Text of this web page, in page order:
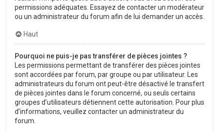
permissions adéquates. Essayez de contacter un modérateur
ou un administrateur du forum afin de lui demander un accès.
Haut
Pourquoi ne puis-je pas transférer de pièces jointes ?
Les permissions permettant de transférer des pièces jointes
sont accordées par forum, par groupe ou par utilisateur. Les
administrateurs du forum ont peut-être désactivé le transfert
de pièces jointes dans le forum concerné, ou seuls certains
groupes d’utilisateurs détiennent cette autorisation. Pour plus
d’informations, veuillez contacter un administrateur du
forum.